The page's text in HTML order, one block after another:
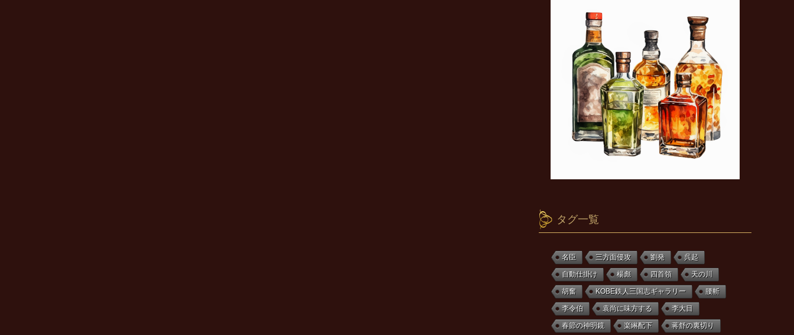
タグ一覧
名臣 三方面侵攻 劉発 呉起
自動仕掛け 楊彪 四首領 天の川
胡奮 KOBE鉄人三国志ギャラリー 腰斬
李令伯 袁尚に味方する 李大目
春節の神明鏡 楽綝配下 蒋舒の裏切り